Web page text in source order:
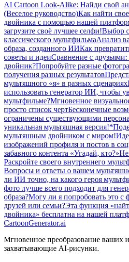
AI Cartoon Look-Alike: Найди свой
(Веселое руководство)Как найти
двойника с помощью нашей
загрузите своё лучшее селфи!Выбор
классического мультфильмаАнализ
образа, созданного ИИКак
советы и идеиСравнение с
двойник?Попробуйте разные
получения разных результатов
мультяшного «я» в разных сценариях
использовать генератор ИИ, чтобы
мультфильме?Мгновенное
просто список чертБесконечные
ограничены существующими
уникальная мультяшная версия!*
мультяшным двойником с миром!
изображений профиля и постов в
забавного контента «Угадай, кто?»Не
Раскройте своего внутреннего
Вопросы и ответы о вашем
ли ИИ точно, на какого героя
фото лучше всего подходит для
образа?Могу ли я попробовать это с
друзей или семьи?Эта функция
двойника» бесплатна на нашей
CartoonGenerator.ai
Мгновенное преобразование ваших
захватывающие AI-рисунки.